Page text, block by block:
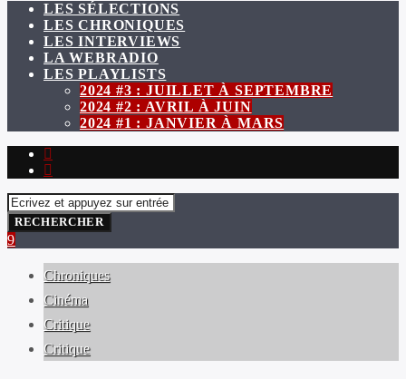
LES SÉLECTIONS
LES CHRONIQUES
LES INTERVIEWS
LA WEBRADIO
LES PLAYLISTS
2024 #3 : JUILLET À SEPTEMBRE
2024 #2 : AVRIL À JUIN
2024 #1 : JANVIER À MARS
Chroniques
Cinéma
Critique
Critique